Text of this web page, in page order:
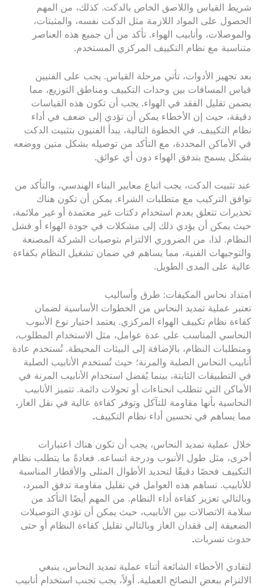
شريط القياس واللاصق الخاص بالدكت. كذلك، من المهم
الحصول على المواد اللازمة مثل الدكت نفسه، والمثبتات،
والموصلات، وأنابيب الهواء. تأكد من أن جميع هذه العناصر
متناسبة مع نظام التكييف المركزي المستخدم.
بعد تجهيز الأدوات، تأتي مرحلة القياس. يجب على الفنيين
قياس المسافات بين وحدات التكييف ومناطق التوزيع، مما
يضمن تقليل الفقد في الهواء. يجب أن تكون هذه القياسات
دقيقة، حيث إن الأخطاء يمكن أن تؤدي إلى ضعف في أداء
نظام التكييف. في الخطوة التالية، يبدأ الفنيون بتثبيت الدكت
في الأماكن المحددة، مع التأكد من توصيله بشكل متين ووضعه
بشكل يسمح بتدفق الهواء دون أي عوائق.
عند تثبيت الدكت، يجب اتباع معايير البناء الهندسي، والتأكد من
توافق التركيب مع متطلبات الشراء. يمكن أن تكون هناك
تحذيرات تتعلق بعدم استخدام دكتات غير معتمدة أو غير ملائمة،
حيث يمكن أن يؤدي ذلك إلى مشكلات في جودة الهواء أو فشل
النظام. لذا، من الضروري الالتزام بتوصيات الشركة المصنعة
والتوجيهات الفنية، مما يساهم في ضمان تشغيل النظام بكفاءة
عالية على المدى الطويل.
امتداد نحاس المكيفات: طرق وأساليب
تعتبر عملية تمديد النحاس من الخطوات الأساسية لضمان
كفاءة نظام تكييف الهواء المركزي. يعتمد اختيار نوع الأنبوب
النحاسي المناسب على عدة عوامل، مثل الاستخدام المطلوب،
ومتطلبات النظام، بالإضافة إلى البيئات المحيطة. تُستخدم عادة
أنابيب النحاس الصلبة والمرنة؛ حيث تُستخدم الأنابيب الصلبة
في التطبيقات الثابتة، بينما يُفضل استخدام الأنابيب المرنة في
الأماكن التي تتطلب انحناءات أو تحولات دائمة. تتميز الأنابيب
النحاسية بأنها مقاومة للتآكل وتوفر كفاءة عالية في نقل الغاز،
مما يساهم في تحسين أداء نظام التكييف.
خلال عملية تمديد النحاس، يجب أن تكون هناك اعتبارات
أخرى، مثل طول الأنبوب ودرجة اتساعه. فعادةً ما يتطلب نظام
التكييف فحصًا دقيقًا لتحديد الأطوال المثلى والأقطار المناسبة
للأنابيب. تساهم هذه العوامل في تقليل مقاومة تدفق المبرد،
وبالتالي تعزيز كفاءة أداء النظام. من المهم أيضًا التأكد من
سلامة الاتصالات بين الأنابيب، حيث يمكن أن تؤدي التوصيلات
الضعيفة إلى فقدان الغاز وبالتالي تقليل كفاءة النظام أو حتى
حدوث تسربات.
لتفادي الأخطاء الشائعة أثناء عملية تمديد النحاس، ينبغي
الالتزام ببعض النصائح العملية. أولاً، يجب تجنب استخدام أنابيب